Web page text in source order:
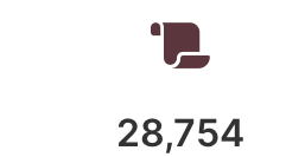
28,754